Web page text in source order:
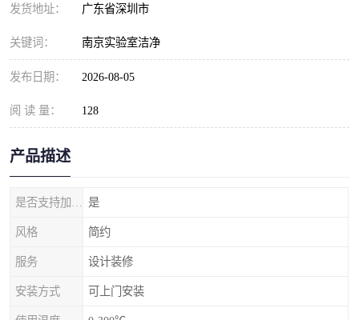
发货地址： 广东省深圳市
关键词： 南京实验室洁净
发布日期： 2026-08-05
阅 读 量： 128
产品描述
是
风格 简约
服务 设计装修
安装方式 可上门安装